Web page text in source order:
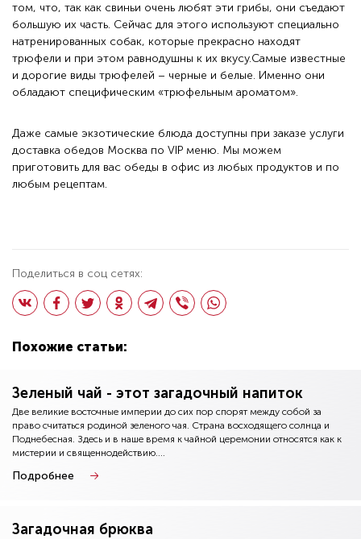
том, что, так как свиньи очень любят эти грибы, они съедают
большую их часть. Сейчас для этого используют специально
натренированных собак, которые прекрасно находят
трюфели и при этом равнодушны к их вкусу.Самые известные
и дорогие виды трюфелей – черные и белые. Именно они
обладают специфическим «трюфельным ароматом».
Даже самые экзотические блюда доступны при заказе услуги
доставка обедов Москва по VIP меню. Мы можем
приготовить для вас обеды в офис из любых продуктов и по
любым рецептам.
Поделиться в соц сетях:
Похожие статьи:
Зеленый чай - этот загадочный напиток
Две великие восточные империи до сих пор спорят между собой за
право считаться родиной зеленого чая. Страна восходящего солнца и
Поднебесная. Здесь и в наше время к чайной церемонии относятся как к
мистерии и священнодействию....
Подробнее
Загадочная брюква